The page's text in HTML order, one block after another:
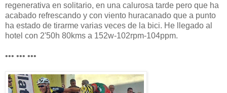
regenerativa en solitario, en una calurosa tarde pero que ha
acabado refrescando y con viento huracanado que a punto
ha estado de tirarme varias veces de la bici. He llegado al
hotel con 2'50h 80kms a 152w-102rpm-104ppm.
••• ••• •••